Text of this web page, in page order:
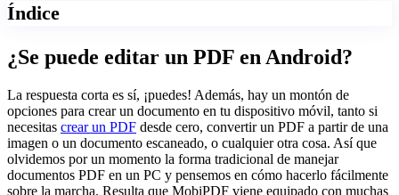
Índice
¿Se puede editar un PDF en Android?
La respuesta corta es sí, ¡puedes! Además, hay un montón de
opciones para crear un documento en tu dispositivo móvil, tanto si
necesitas crear un PDF desde cero, convertir un PDF a partir de una
imagen o un documento escaneado, o cualquier otra cosa. Así que
olvidemos por un momento la forma tradicional de manejar
documentos PDF en un PC y pensemos en cómo hacerlo fácilmente
sobre la marcha. Resulta que MobiPDF viene equipado con muchas